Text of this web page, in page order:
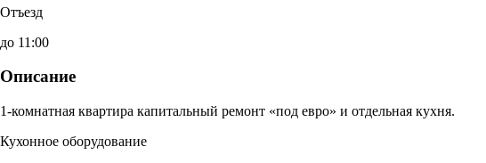
Отъезд
до 11:00
Описание
1-комнатная квартира капитальный ремонт «под евро» и отдельная кухня.
Кухонное оборудование